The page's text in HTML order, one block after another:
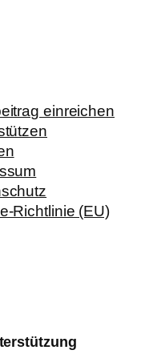
einreichen
Richtlinie (EU)